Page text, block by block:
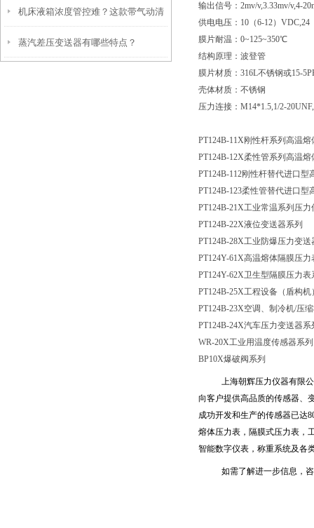
海朝辉
机床液箱浓度管控难？这款带气动清
洗的在线浓度变送器，省心又精准！
蒸汽差压变送器有哪些特点？
输出信号： 2mv/v,3.33mv/v,4-
供电电压： 10（6-12）VDC,24
膜片耐温： 0~125~350℃
结构原理：波登管
膜片材质： 316L不锈钢或15-
壳体材质：不锈钢
压力连接： M14*1.5,1/2-
PT124B-11X刚性杆系列高温
PT124B-12X柔性管系列高温
PT124B-112刚性杆替代进口型
PT124B-123柔性管替代进口型
PT124B-21X工业常温系列压力
PT124B-22X液位变送器系列
PT124B-28X工业防爆压力变送
PT124Y-61X高温熔体隔膜压
PT124Y-62X卫生型隔膜压力表
PT124B-25X工程设备（盾构
PT124B-23X空调、制冷机/压
PT124B-24X汽车压力变送器系
WR-20X工业用温度传感器系列
BP10X爆破阀系列
上海朝辉压力仪器有限
向客户提供高品质的传感器、
成功开发和生产的传感器已达
熔体压力表，隔膜式压力表，
智能数字仪表，称重系统及各
如需了解进一步信息，